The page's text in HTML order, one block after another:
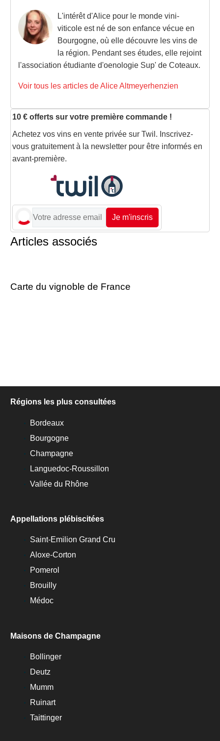
L'intérêt d'Alice pour le monde vini-
viticole est né de son enfance vécue en
Bourgogne, où elle découvre les vins de
la région. Pendant ses études, elle rejoint
l'association étudiante d'oenologie Sup' de Coteaux.
Voir tous les articles de Alice Altmeyerhenzien
10 € offerts sur votre première commande !
Achetez vos vins en vente privée sur Twil. Inscrivez-
vous gratuitement à la newsletter pour être informés en
avant-première.
Je m'inscris
Articles associés
Carte du vignoble de France
Régions les plus consultées
Bordeaux
Bourgogne
Champagne
Languedoc-Roussillon
Vallée du Rhône
Appellations plébiscitées
Saint-Emilion Grand Cru
Aloxe-Corton
Pomerol
Brouilly
Médoc
Maisons de Champagne
Bollinger
Deutz
Mumm
Ruinart
Taittinger